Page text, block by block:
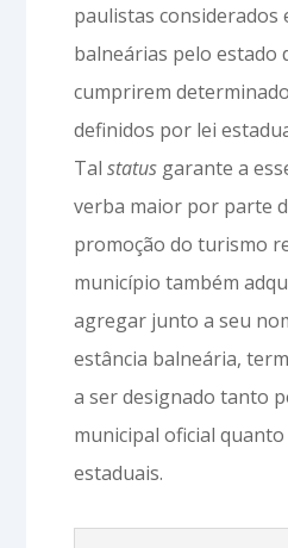
paulistas considerados
balneárias pelo estado
cumprirem
definidos por lei
Talstatus garante a
verba maior por parte
promoção do turismo
município também
agregar junto a seu
estância balneária,
a ser designado tanto
municipal oficial
estaduais.